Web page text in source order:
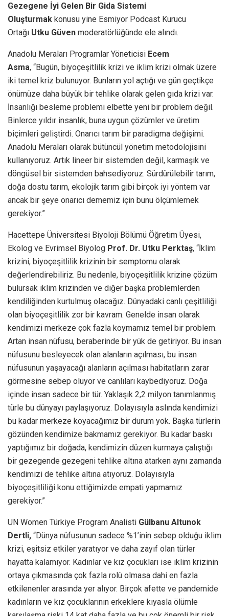
Gezegene İyi Gelen Bir Gida Sistemi
Oluşturmak konusu yine Esmiyor Podcast Kurucu
Ortağı Utku Güven moderatörlüğünde ele alındı.
Anadolu Meraları Programlar Yöneticisi Ecem
Asma, “Bugün, biyoçeşitlilik krizi ve iklim krizi olmak üzere
iki temel kriz bulunuyor. Bunların yol açtığı ve gün geçtikçe
önümüze daha büyük bir tehlike olarak gelen gıda krizi var.
İnsanlığı besleme problemi elbette yeni bir problem değil.
Binlerce yıldır insanlık, buna uygun çözümler ve üretim
biçimleri geliştirdi. Onarıcı tarım bir paradigma değişimi.
Anadolu Meraları olarak bütüncül yönetim metodolojisini
kullanıyoruz. Artık lineer bir sistemden değil, karmaşık ve
döngüsel bir sistemden bahsediyoruz. Sürdürülebilir tarım,
doğa dostu tarım, ekolojik tarım gibi birçok iyi yöntem var
ancak bir şeye onarıcı dememiz için bunu ölçümlemek
gerekiyor.”
Hacettepe Üniversitesi Biyoloji Bölümü Öğretim Üyesi,
Ekolog ve Evrimsel Biyolog Prof. Dr. Utku Perktaş, “İklim
krizini, biyoçeşitlilik krizinin bir semptomu olarak
değerlendirebiliriz. Bu nedenle, biyoçeşitlilik krizine çözüm
bulursak iklim krizinden ve diğer başka problemlerden
kendiliğinden kurtulmuş olacağız. Dünyadaki canlı çeşitliliği
olan biyoçeşitlilik zor bir kavram. Genelde insan olarak
kendimizi merkeze çok fazla koymamız temel bir problem.
Artan insan nüfusu, beraberinde bir yük de getiriyor. Bu insan
nüfusunu besleyecek olan alanların açılması, bu insan
nüfusunun yaşayacağı alanların açılması habitatların zarar
görmesine sebep oluyor ve canlıları kaybediyoruz. Doğa
içinde insan sadece bir tür. Yaklaşık 2,2 milyon tanımlanmış
türle bu dünyayı paylaşıyoruz. Dolayısıyla aslında kendimizi
bu kadar merkeze koyacağımız bir durum yok. Başka türlerin
gözünden kendimize bakmamız gerekiyor. Bu kadar baskı
yaptığımız bir doğada, kendimizin düzen kurmaya çalıştığı
bir gezegende gezegeni tehlike altına atarken aynı zamanda
kendimizi de tehlike altına atıyoruz. Dolayısıyla
biyoçeşitliliği konu ettiğimizde empati yapmamız
gerekiyor.”
UN Women Türkiye Program Analisti Gülbanu Altunok
Dertli, “Dünya nüfusunun sadece %1’inin sebep olduğu iklim
krizi, eşitsiz etkiler yaratıyor ve daha zayıf olan türler
hayatta kalamıyor. Kadınlar ve kız çocukları ise iklim krizinin
ortaya çıkmasında çok fazla rolü olmasa dahi en fazla
etkilenenler arasında yer alıyor. Birçok afette ve pandemide
kadınların ve kız çocuklarının erkeklere kıyasla ölümle